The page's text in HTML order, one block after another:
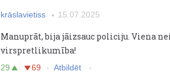
krāslavietiss 15.07.2025
Manuprāt, bija jāizsauc policiju. Viena
virspretlikumība!
29 69 Atbildēt